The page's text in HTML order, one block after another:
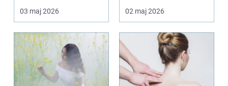
hälsa och varda...
03 maj 2026
väntar tills problemen
02 maj 2026